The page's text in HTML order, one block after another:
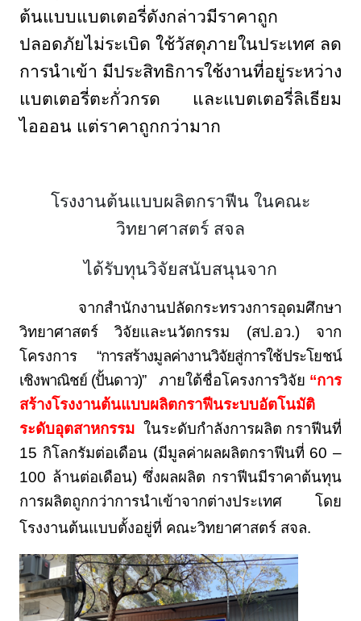
ต้นแบบแบตเตอรี่ดังกล่าวมีราคาถูก
ปลอดภัยไม่ระเบิด ใช้วัสดุภายในประเทศ ลด
การนำเข้า มีประสิทธิการใช้งานที่อยู่ระหว่าง
แบตเตอรี่ตะกั่วกรด และแบตเตอรี่ลิเธียม
ไอออน แต่ราคาถูกกว่ามาก
โรงงานต้นแบบผลิตกราฟีน ในคณะ
วิทยาศาสตร์ สจล
ได้รับทุนวิจัยสนับสนุนจาก
จากสำนักงานปลัดกระทรวงการอุดมศึกษา
วิทยาศาสตร์ วิจัยและนวัตกรรม (สป.อว.) จาก
โครงการ “การสร้างมูลค่างานวิจัยสู่การใช้ประโยชน์
เชิงพาณิชย์ (ปั้นดาว)”ภายใต้ชื่อโครงการวิจัย “การ
สร้างโรงงานต้นแบบผลิตกราฟีนระบบอัตโนมัติ
ระดับอุตสาหกรรม ในระดับกำลังการผลิต กราฟีนที่
15 กิโลกรัมต่อเดือน (มีมูลค่าผลผลิตกราฟีนที่ 60 –
100 ล้านต่อเดือน) ซึ่งผลผลิต กราฟีนมีราคาต้นทุน
การผลิตถูกกว่าการนำเข้าจากต่างประเทศ โดย
โรงงานต้นแบบตั้งอยู่ที่ คณะวิทยาศาสตร์ สจล.